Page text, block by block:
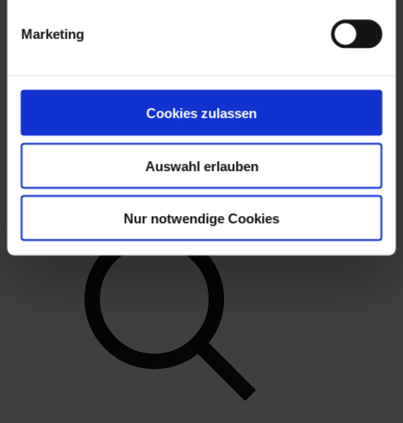
Marketing
Cookies zulassen
Auswahl erlauben
Nur notwendige Cookies
November 2025 bis Januar 2026